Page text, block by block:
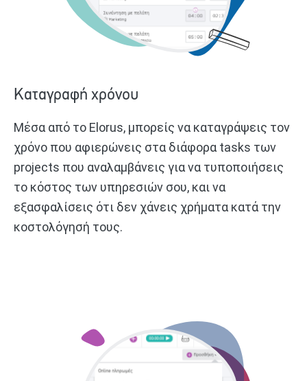
Καταγραφή χρόνου
Μέσα από το Εlorus, μπορείς να καταγράψεις τον
χρόνο που αφιερώνεις στα διάφορα tasks των
projects που αναλαμβάνεις για να τυποποιήσεις
το κόστος των υπηρεσιών σου, και να
εξασφαλίσεις ότι δεν χάνεις χρήματα κατά την
κοστολόγησή τους.